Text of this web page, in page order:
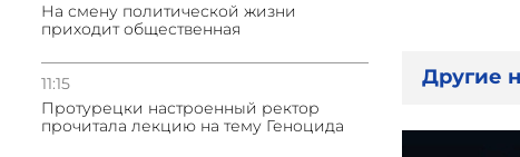
На смену политической жизни
приходит общественная
11:15
Протурецки настроенный ректор
прочитала лекцию на тему Геноцида
Другие